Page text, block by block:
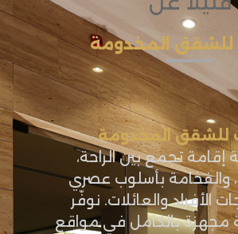
للشقق المخدومة
للشقق المخدومة
إقامة تجمع بين الراحة،
والفخامة بأسلوب عصري
الأفراد والعائلات. نوفّر
بالكامل في مواقع